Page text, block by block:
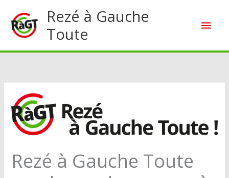
contenu
Rezé à Gauche
Toute
Rezé à Gauche Toute